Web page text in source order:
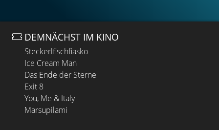
DEMNÄCHST IM KINO
Steckerlfischfiasko
Ice Cream Man
Das Ende der Sterne
Exit 8
You, Me & Italy
Marsupilami